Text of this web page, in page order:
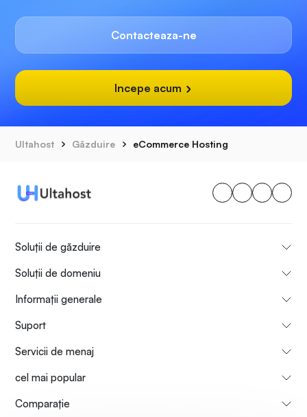
Contacteaza-ne
Incepe acum
Ultahost Găzduire eCommerce Hosting
Soluții de găzduire
Soluții de domeniu
Informații generale
Suport
Servicii de menaj
cel mai popular
Comparaţie